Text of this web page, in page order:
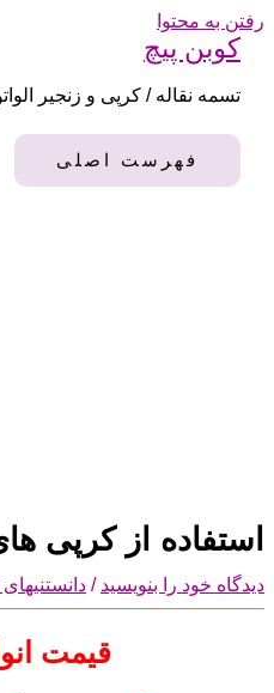
رفتن به محتوا
کوبن پیچ
تسمه نقاله / کرپی و زنجیر
فهرست اصلی
استفاده از
دیدگاه‌ خود را بنویسید /
قیمت